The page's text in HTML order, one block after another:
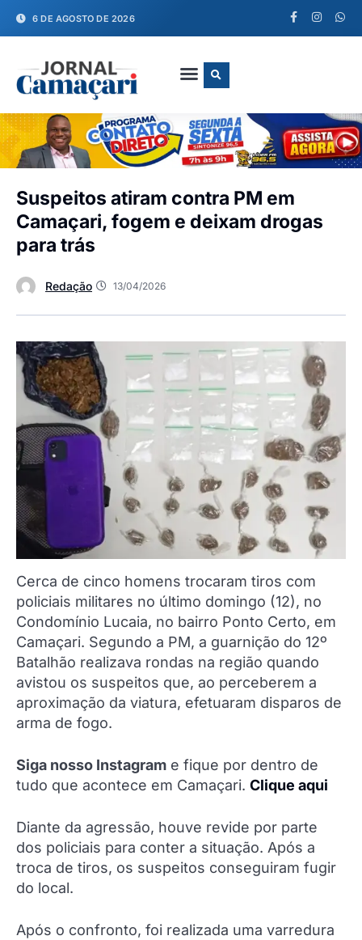
6 DE AGOSTO DE 2026
Suspeitos atiram contra PM em
Camaçari, fogem e deixam drogas
para trás
Redação 13/04/2026
Cerca de cinco homens trocaram tiros com
policiais militares no último domingo (12), no
Condomínio Lucaia, no bairro Ponto Certo, em
Camaçari. Segundo a PM, a guarnição do 12º
Batalhão realizava rondas na região quando
avistou os suspeitos que, ao perceberem a
aproximação da viatura, efetuaram disparos de
arma de fogo.
Siga nosso Instagram e fique por dentro de
tudo que acontece em Camaçari. Clique aqui
Diante da agressão, houve revide por parte
dos policiais para conter a situação. Após a
troca de tiros, os suspeitos conseguiram fugir
do local.
Após o confronto, foi realizada uma varredura